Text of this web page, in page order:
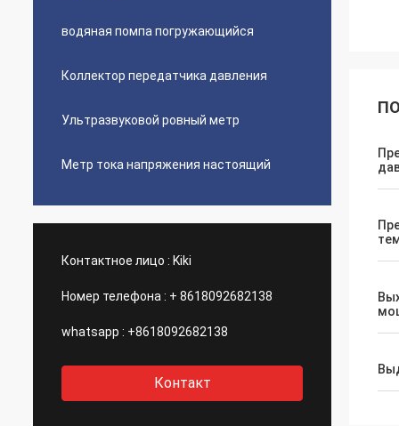
водяная помпа погружающийся
Коллектор передатчика давления
Ультразвуковой ровный метр
Метр тока напряжения настоящий
Контактное лицо : Kiki
Номер телефона : + 8618092682138
whatsapp : +8618092682138
Контакт